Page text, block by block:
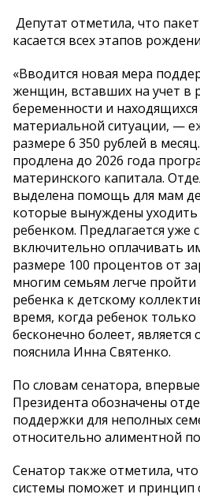
Депутат отметила, что
касается всех этапов
«Вводится новая мера
женщин, вставших на учет в
беременности и
материальной ситуации, —
размере 6 350 рублей в
продлена до 2026 года
материнского капитала.
выделена помощь для мам
которые вынуждены
ребенком. Предлагается уже
включительно оплачивать
размере 100 процентов от
многим семьям легче
ребенка к детскому
время, когда ребенок
бесконечно болеет,
пояснила Инна Святенко.
По словам сенатора,
Президента обозначены
поддержки для неполных
относительно алиментной
Сенатор также отметила,
системы поможет и принцип